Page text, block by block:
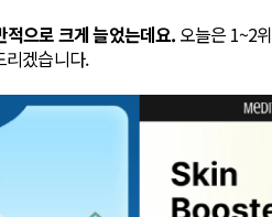
으로 크게 늘었는데요. 오늘은 1~2
리겠습니다.